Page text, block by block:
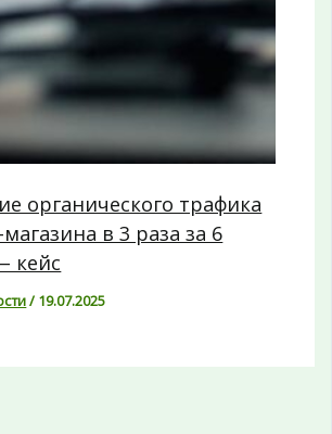
органического трафика
в 3 раза за 6
кейс
/ 19.07.2025